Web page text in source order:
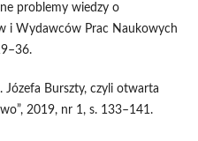
problemy wiedzy o
i Wydawców Prac Naukowych
Burszty, czyli otwarta
2019, nr 1, s. 133–141.